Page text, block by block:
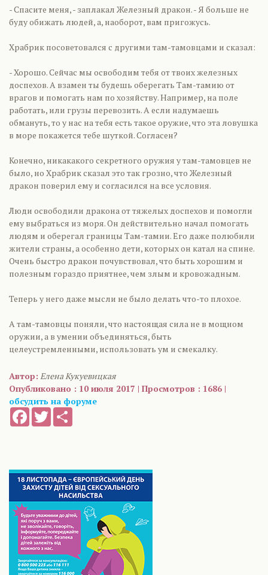
- Спасите меня, - заплакал Железный дракон. - Я больше не
буду обижать людей, а, наоборот, вам пригожусь.
Храбрик посоветовался с другими там-тамовцами и сказал:
- Хорошо. Сейчас мы освободим тебя от твоих железных
доспехов. А взамен ты будешь оберегать Там-тамию от
врагов и помогать нам по хозяйству. Например, на поле
работать, или грузы перевозить. А если надумаешь
обмануть, то у нас на тебя есть такое оружие, что эта ловушка
в море покажется тебе шуткой. Согласен?
Конечно, никакакого секретного оружия у там-тамовцев не
было, но Храбрик сказал это так грозно, что Железный
дракон поверил ему и согласился на все условия.
Люди освободили дракона от тяжелых доспехов и помогли
ему выбраться из моря. Он действительно начал помогать
людям и оберегал границы Там-тамии. Его даже полюбили
жители страны, а особенно дети, которых он катал на спине.
Очень быстро дракон почувствовал, что быть хорошим и
полезным гораздо приятнее, чем злым и кровожадным.
Теперь у него даже мысли не было делать что-то плохое.
А там-тамовцы поняли, что настоящая сила не в мощном
оружии, а в умении объединяться, быть
целеустремленными, использовать ум и смекалку.
Автор: Елена Кукуевицкая
Опубликовано : 10 июля 2017 | Просмотров : 1686 |
обсудить на форуме
FacebookTwitter